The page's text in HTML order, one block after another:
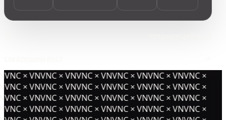
× VNVNC × VNVNC × VNVNC × VNVNC × VNVNC ×
× VNVNC × VNVNC × VNVNC × VNVNC × VNVNC ×
× VNVNC × VNVNC × VNVNC × VNVNC × VNVNC ×
× VNVNC × VNVNC × VNVNC × VNVNC × VNVNC ×